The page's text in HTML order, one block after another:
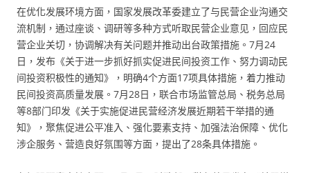
在优化发展环境方面，国家发展改革委建立了与民营企业沟通交
流机制，通过座谈、调研等多种方式听取民营企业意见，回应民
营企业关切，协调解决有关问题并推动出台政策措施。7月24
日，发布《关于进一步抓好抓实促进民间投资工作、努力调动民
间投资积极性的通知》，明确4个方面17项具体措施，着力推动
民间投资高质量发展。7月28日，联合市场监管总局、税务总局
等8部门印发《关于实施促进民营经济发展近期若干举措的通
知》，聚焦促进公平准入、强化要素支持、加强法治保障、优化
涉企服务、营造良好氛围等方面，提出了28条具体措施。